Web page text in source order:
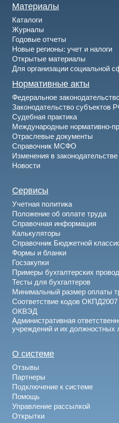
Материалы
Каталоги
Журналы
Годовые отчеты
Новые регионы: учет и налоги
Открытые материалы
Для организации социальной
Нормативные акты
Федеральное
Законодательство субъектов
Судебная практика
Международные нормативно-
Отраслевые документы
Справочник МСФО
Изменения в законодательстве
Новости
Сервисы
Учетная политика
Положение об оплате труда
Справочная информация
Калькуляторы
Справочник Бюджетной
Формы и бланки
Госзакупки
Примеры бухгалтерских
Тесты для бухгалтеров
Минимальный размер оплаты
Соответствие кодов
ОКВЭД
Административная
учреждений и их должностных
О системе
Отзывы
Партнеры
Подключение к системе
Помощь
Управление рассылкой
Открытки